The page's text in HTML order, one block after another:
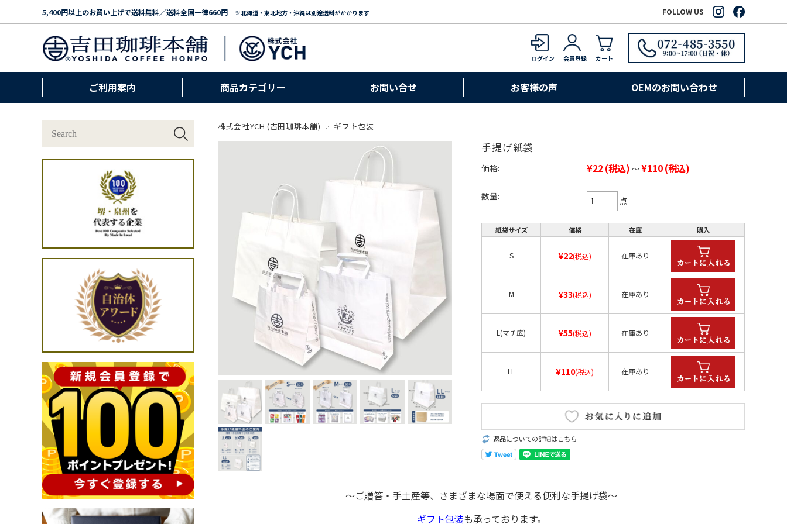
5,400円以上のお買い上げで送料無料／送料全国一律660円 ※北海道・東北地方・沖縄は別途送料がかかります FOLLOW US
ログイン 会員登録 カート
ご利用案内 商品カテゴリー お問い合せ お客様の声 OEMのお問い合わせ
株式会社YCH (吉田珈琲本舗) ギフト包装
手提げ紙袋
価格: ¥22(税込) ～ ¥110(税込)
数量: 点
紙袋サイズ 価格 在庫 購入
S ¥22(税込) 在庫あり
M ¥33(税込) 在庫あり
L(マチ広) ¥55(税込) 在庫あり
LL ¥110(税込) 在庫あり
返品についての詳細はこちら
～ご贈答・手土産等、さまざまな場面で使える便利な手提げ袋～
ギフト包装も承っております。